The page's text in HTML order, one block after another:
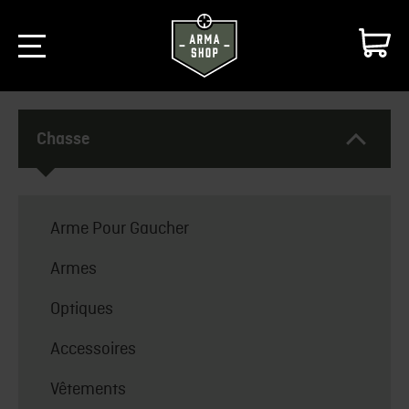
Chasse
Arme Pour Gaucher
Armes
Optiques
Accessoires
Vêtements